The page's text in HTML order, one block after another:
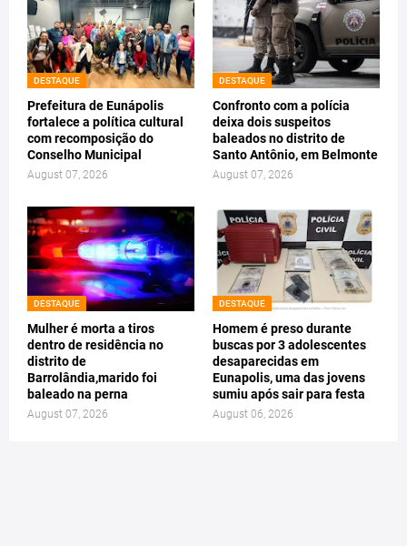
DESTAQUE
Prefeitura de Eunápolis
fortalece a política cultural
com recomposição do
Conselho Municipal
August 07, 2026
DESTAQUE
Confronto com a polícia
deixa dois suspeitos
baleados no distrito de
Santo Antônio, em Belmonte
August 07, 2026
DESTAQUE
Mulher é morta a tiros
dentro de residência no
distrito de
Barrolândia,marido foi
baleado na perna
August 07, 2026
DESTAQUE
Homem é preso durante
buscas por 3 adolescentes
desaparecidas em
Eunapolis, uma das jovens
sumiu após sair para festa
August 06, 2026